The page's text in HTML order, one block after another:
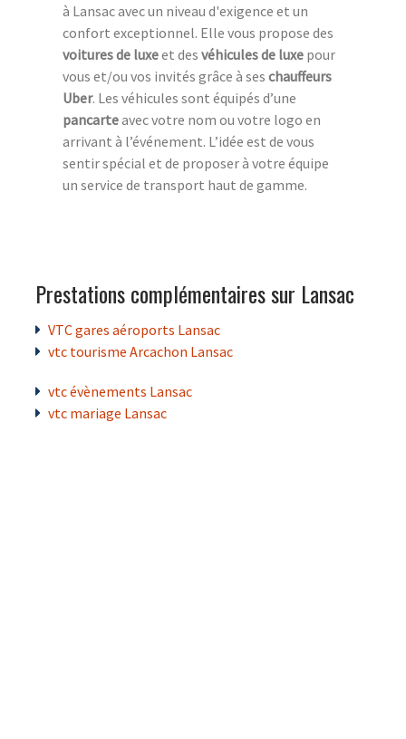
à Lansac avec un niveau d'exigence et un
confort exceptionnel. Elle vous propose des
voitures de luxeet des véhicules de luxe pour
vous et/ou vos invités grâce à ses chauffeurs
Uber. Les véhicules sont équipés d’une
pancarteavec votre nom ou votre logo en
arrivant à l’événement. L’idée est de vous
sentir spécial et de proposer à votre équipe
un service de transport haut de gamme.
Prestations complémentaires sur Lansac
VTC gares aéroports Lansac
vtc tourisme Arcachon Lansac
vtc évènements Lansac
vtc mariage Lansac